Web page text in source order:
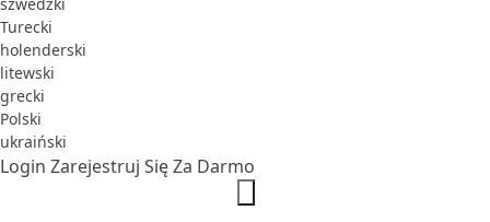
Turecki
holenderski
litewski
grecki
Polski
ukraiński
Login Zarejestruj Się Za Darmo